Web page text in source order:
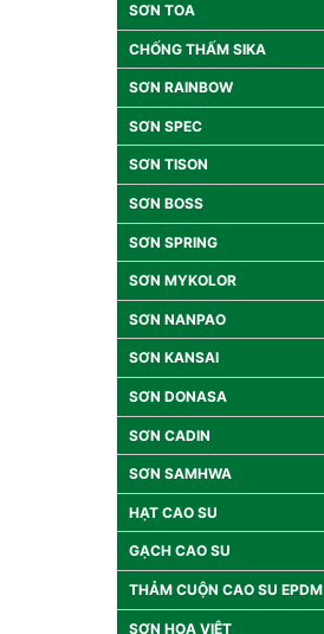
SƠN TOA
CHỐNG THẤM SIKA
SƠN RAINBOW
SƠN SPEC
SƠN TISON
SƠN BOSS
SƠN SPRING
SƠN MYKOLOR
SƠN NANPAO
SƠN KANSAI
SƠN DONASA
SƠN CADIN
SƠN SAMHWA
HẠT CAO SU
GẠCH CAO SU
THẢM CUỘN CAO SU EPDM
SƠN HOA VIỆT